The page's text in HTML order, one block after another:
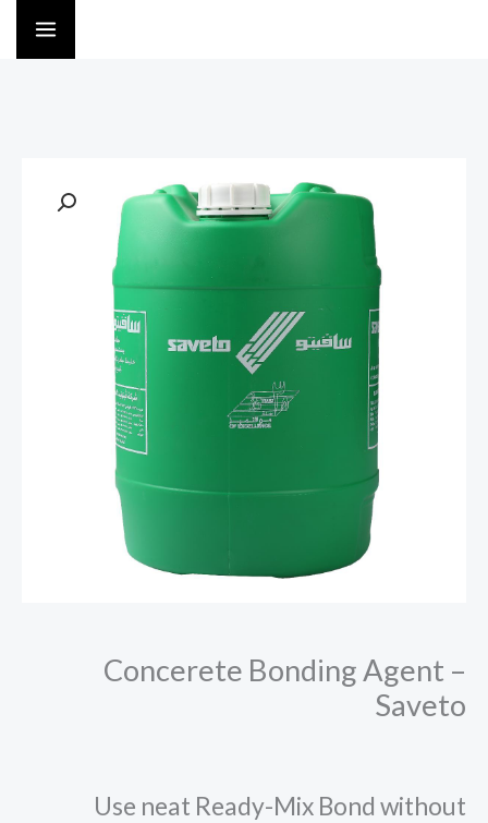
Concerete Bonding Agent –
Saveto
Use neat Ready-Mix Bond without